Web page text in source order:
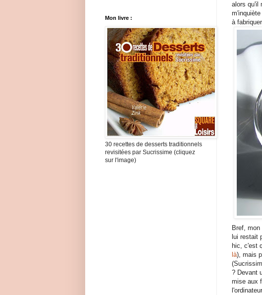
alors qu'il
à
Bref,
lui restait
hic, c'est
là), mais
? Devant
mise aux
Mon livre :
30 recettes de desserts traditionnels
revisitées par Sucrissime (cliquez
sur l'image)